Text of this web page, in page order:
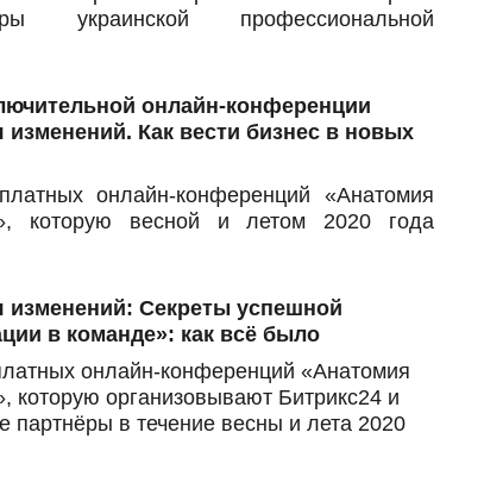
украинской профессиональной
Несмотря на то, что из-за
проведения мероприятия несколько
всем желающим всё же удалось
доклады от лучших украинских и
ИТ-экспертов. DevOps Fest Online 2020
течение двух дней, 5 и 6 июня 2020 года,
смогли при этом «stay safe, stay
онлайн-конференции
изменений. Как вести бизнес в новых
онлайн-конференций «Анатомия
которую весной и летом 2020 года
подходит к концу. Этот сезон был
приспосабливаться к изменениям:
благодаря новым условиям и возник
онлайн-мероприятий. В течение этого
из разных компаний говорили о
предпринимателей сейчас: продажи,
коммуникации в команде в изменившихся
изменений: Секреты успешной
в команде»: как всё было
онлайн-конференций «Анатомия
которую организовывают Битрикс24 и
партнёры в течение весны и лета 2020